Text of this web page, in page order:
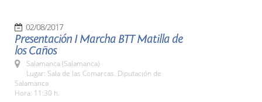
02/08/2017
Presentación I Marcha BTT Matilla de
los Caños
Salamanca (Salamanca)
Lugar: Sala de las Comarcas. Diputación de
Salamanca
Hora: 11:30 h.